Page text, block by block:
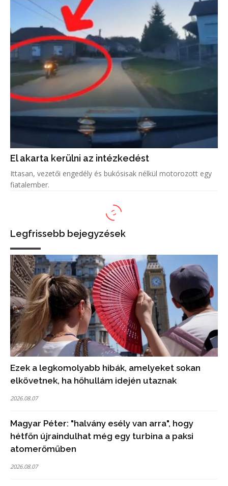
El akarta kerülni az intézkedést
Ittasan, vezetői engedély és bukósisak nélkül motorozott egy
fiatalember.
Legfrissebb bejegyzések
Ezek a legkomolyabb hibák, amelyeket sokan
elkövetnek, ha hőhullám idején utaznak
2026.08.07
Magyar Péter: "halvány esély van arra", hogy
hétfőn újraindulhat még egy turbina a paksi
atomerőműben
2026.08.07